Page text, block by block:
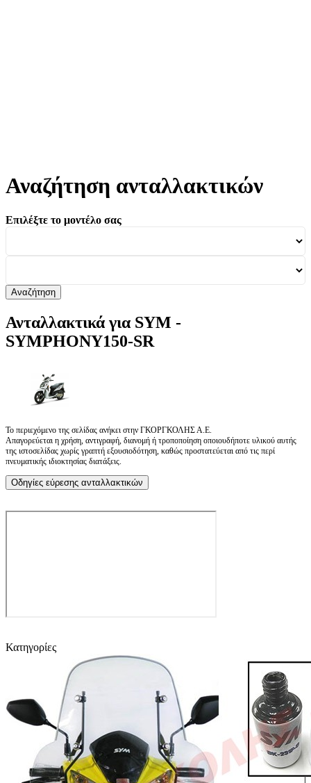
Αναζήτηση ανταλλακτικών
Επιλέξτε το μοντέλο σας
Αναζήτηση
Ανταλλακτικά για SYM -
SYMPHONY150-SR
Το περιεχόμενο της σελίδας ανήκει στην ΓΚΟΡΓΚΟΛΗΣ Α.Ε.
Απαγορεύεται η χρήση, αντιγραφή, διανομή ή τροποποίηση οποιουδήποτε υλικού αυτής
της ιστοσελίδας χωρίς γραπτή εξουσιοδότηση, καθώς προστατεύεται από τις περί
πνευματικής ιδιοκτησίας διατάξεις.
Οδηγίες εύρεσης ανταλλακτικών
Κατηγορίες